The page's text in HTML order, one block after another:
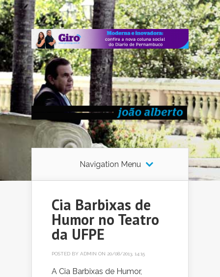
Navigation Menu
Cia Barbixas de
Humor no Teatro
da UFPE
POSTED BY ADMIN ON 20/08/2013, 14:15
A Cia Barbixas de Humor,